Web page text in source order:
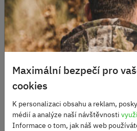
Maximální bezpečí pro
cookies
K personalizaci obsahu a reklam,
médií a analýze naší návštěvnosti
Informace o tom, jak náš web